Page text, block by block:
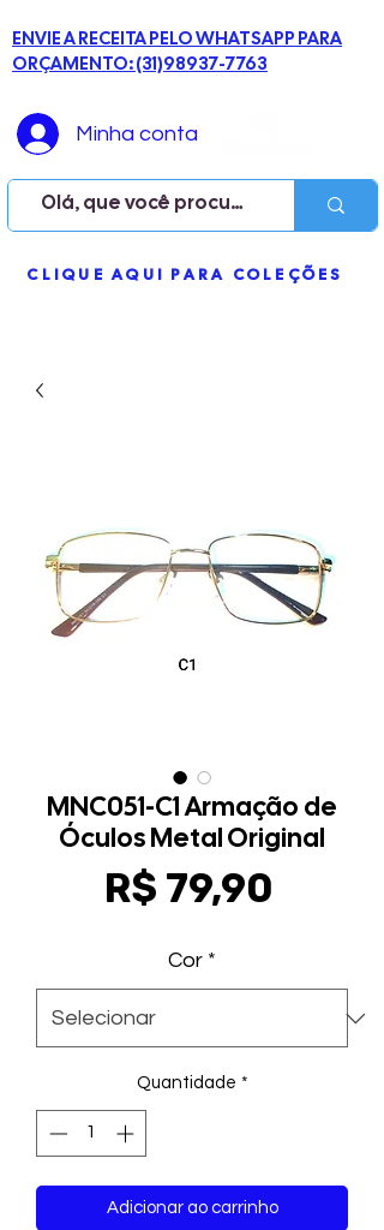
CLIQUE AQUI PARA COLEÇÕES
ME
NU
ENVIE A RECEITA PELO WHATSAPP PARA
ORÇAMENTO: (31)98937-7763
Minha conta
MNC051-C1 Armação de
Óculos Metal Original
R$ 79,90
Cor *
Quantidade *
Adicionar ao carrinho